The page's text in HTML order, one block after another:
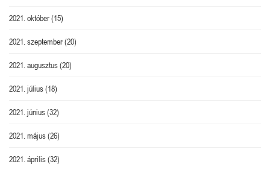
2021. október(15)
2021. szeptember(20)
2021. augusztus(20)
2021. július(18)
2021. június(32)
2021. május(26)
2021. április(32)